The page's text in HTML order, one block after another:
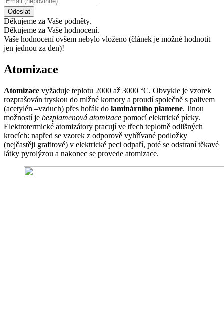
Odeslat
Děkujeme za Vaše podněty.
Děkujeme za Vaše hodnocení.
Vaše hodnocení ovšem nebylo vloženo (článek je možné hodnotit
jen jednou za den)!
Atomizace
Atomizace vyžaduje teplotu 2000 až 3000 °C. Obvykle je vzorek
rozprašován tryskou do mlžné komory a proudí společně s palivem
(acetylén –vzduch) přes hořák do laminárního plamene. Jinou
možností je bezplamenová atomizace pomocí elektrické pícky.
Elektrotermické atomizátory pracují ve třech teplotně odlišných
krocích: napřed se vzorek z odporově vyhřívané podložky
(nejčastěji grafitové) v elektrické peci odpaří, poté se odstraní těkavé
látky pyrolýzou a nakonec se provede atomizace.